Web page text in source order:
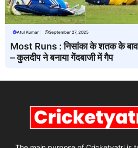
Atul Kumar September 27, 2025
Most Runs : निसांका के शतक के
– कुलदीप ने बनाया गेंदबाजी में गैप